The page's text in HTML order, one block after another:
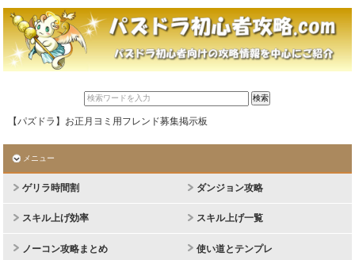
【パズドラ】お正月ヨミ用フレンド募集掲示板
メニュー
ゲリラ時間割 ダンジョン攻略
スキル上げ効率 スキル上げ一覧
ノーコン攻略まとめ 使い道とテンプレ